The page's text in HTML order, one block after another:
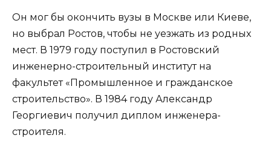
Он мог бы окончить вузы в Москве или Киеве,
но выбрал Ростов, чтобы не уезжать из родных
мест. В 1979 году поступил в Ростовский
инженерно-строительный институт на
факультет «Промышленное и гражданское
строительство». В 1984 году Александр
Георгиевич получил диплом инженера-
строителя.